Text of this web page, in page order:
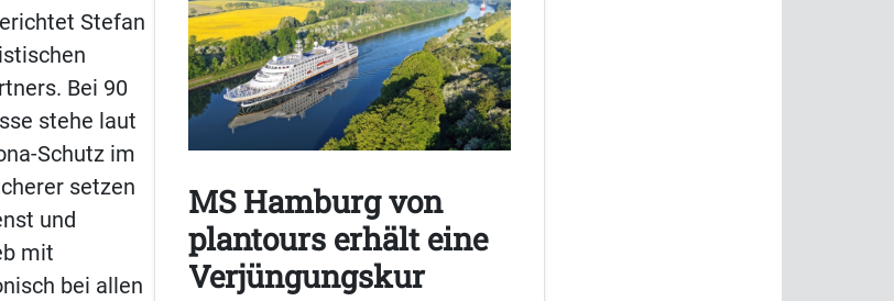
MS Hamburg von
plantours erhält eine
Verjüngungskur
Stefan
Bei 90
stehe laut
Schutz im
setzen
und
mit
bei allen